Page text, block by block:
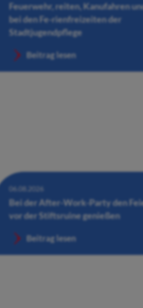
Feuerwehr, reiten, Kanufahren
bei den Fe-rienfreizeiten der
Stadtjugendpflege
Beitrag lesen
06.08.2026
Bei der After-Work-Party den
vor der Stiftsruine genießen
Beitrag lesen